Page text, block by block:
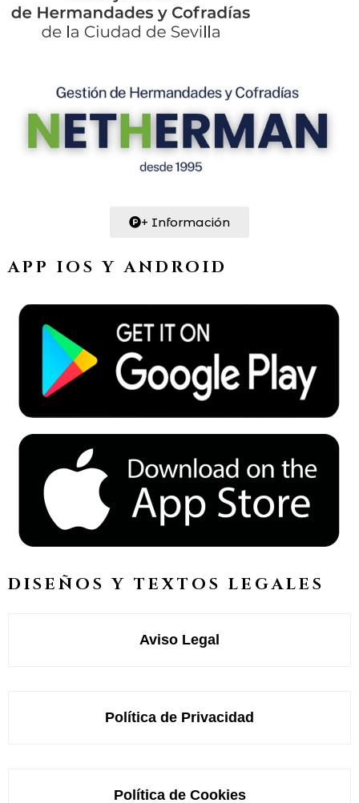
+ Información
APP IOS Y ANDROID
DISEÑOS Y TEXTOS LEGALES
Aviso Legal
Política de Privacidad
Política de Cookies